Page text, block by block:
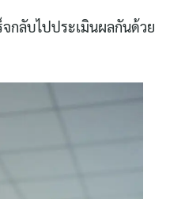
จกลับไปประเมินผลกันด้วย